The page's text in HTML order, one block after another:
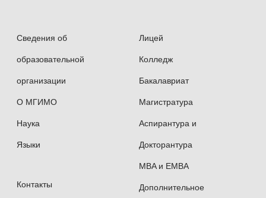
Сведения об
образовательной
организации
О МГИМО
Наука
Языки
Контакты
Лицей
Колледж
Бакалавриат
Магистратура
Аспирантура и
Докторантура
MBA и EMBA
Дополнительное